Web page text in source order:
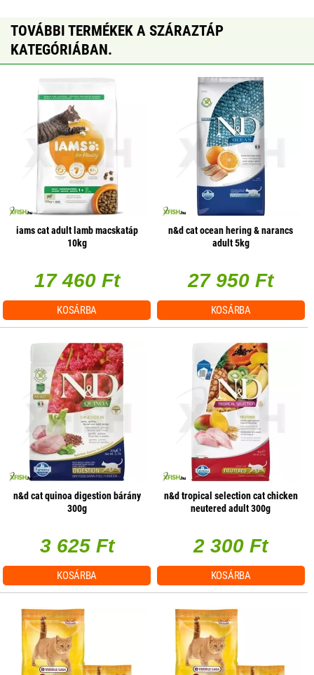
TOVÁBBI TERMÉKEK A SZÁRAZTÁP
KATEGÓRIÁBAN.
iams cat adult lamb macskatáp
10kg
17 460 Ft
KOSÁRBA
n&d cat ocean hering & narancs
adult 5kg
27 950 Ft
KOSÁRBA
n&d cat quinoa digestion bárány
300g
3 625 Ft
KOSÁRBA
n&d tropical selection cat chicken
neutered adult 300g
2 300 Ft
KOSÁRBA